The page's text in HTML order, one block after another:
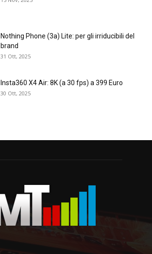
Nothing Phone (3a) Lite: per gli irriducibili del
brand
31 Ott, 2025
Insta360 X4 Air: 8K (a 30 fps) a 399 Euro
30 Ott, 2025